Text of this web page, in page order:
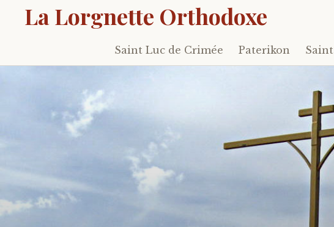
La Lorgnette Orthodoxe
Skip
to
Saint Luc de Crimée Paterikon